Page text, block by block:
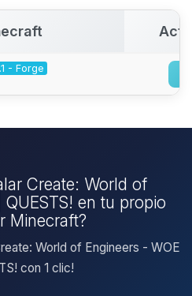
- Forge
Create: World of
en tu propio
Minecraft?
World of Engineers - WOE
con 1 clic!